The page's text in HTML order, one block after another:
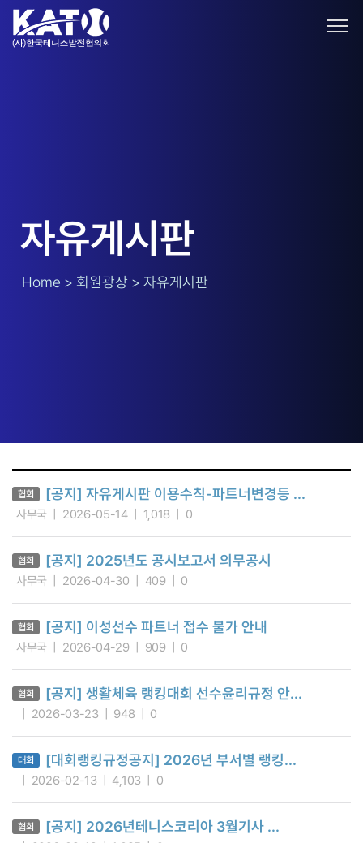
자유게시판
Home > 회원광장 > 자유게시판
협회 [공지] 자유게시판 이용수칙-파트너변경등 ...
사무국 2026-05-14 1,018 0
협회 [공지] 2025년도 공시보고서 의무공시
사무국 2026-04-30 409 0
협회 [공지] 이성선수 파트너 접수 불가 안내
사무국 2026-04-29 909 0
협회 [공지] 생활체육 랭킹대회 선수윤리규정 안...
2026-03-23 948 0
대회 [대회랭킹규정공지] 2026년 부서별 랭킹...
2026-02-13 4,103 0
협회 [공지] 2026년테니스코리아 3월기사 ...